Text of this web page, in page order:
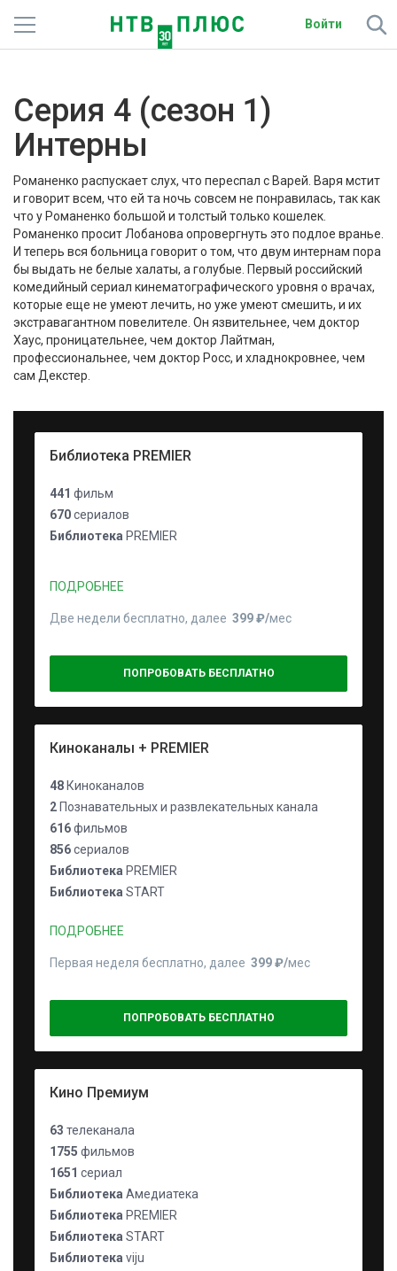
Войти
Фильмы и сериалы
Спорт
Подписки
Радио
Спутниковым абонентам
О сайте
Активировать промокод
Серия 4 (сезон 1)
Интерны
Романенко распускает слух, что переспал с Варей. Варя мстит
и говорит всем, что ей та ночь совсем не понравилась, так как
что у Романенко большой и толстый только кошелек.
Романенко просит Лобанова опровергнуть это подлое вранье.
И теперь вся больница говорит о том, что двум интернам пора
бы выдать не белые халаты, а голубые. Первый российский
комедийный сериал кинематографического уровня о врачах,
которые еще не умеют лечить, но уже умеют смешить, и их
экстравагантном повелителе. Он язвительнее, чем доктор
Хаус, проницательнее, чем доктор Лайтман,
профессиональнее, чем доктор Росс, и хладнокровнее, чем
сам Декстер.
Библиотека PREMIER
441 фильм
670сериалов
Библиотека PREMIER
ПОДРОБНЕЕ
Две недели бесплатно, далее 399 ₽⁠/⁠мес
ПОПРОБОВАТЬ БЕСПЛАТНО
Киноканалы + PREMIER
48 Киноканалов
2 Познавательных и развлекательных канала
616фильмов
856сериалов
Библиотека PREMIER
Библиотека START
ПОДРОБНЕЕ
Первая неделя бесплатно, далее 399 ₽⁠/⁠мес
ПОПРОБОВАТЬ БЕСПЛАТНО
Кино Премиум
63 телеканала
1755 фильмов
1651 сериал
Библиотека Амедиатека
Библиотека PREMIER
Библиотека START
Библиотека viju